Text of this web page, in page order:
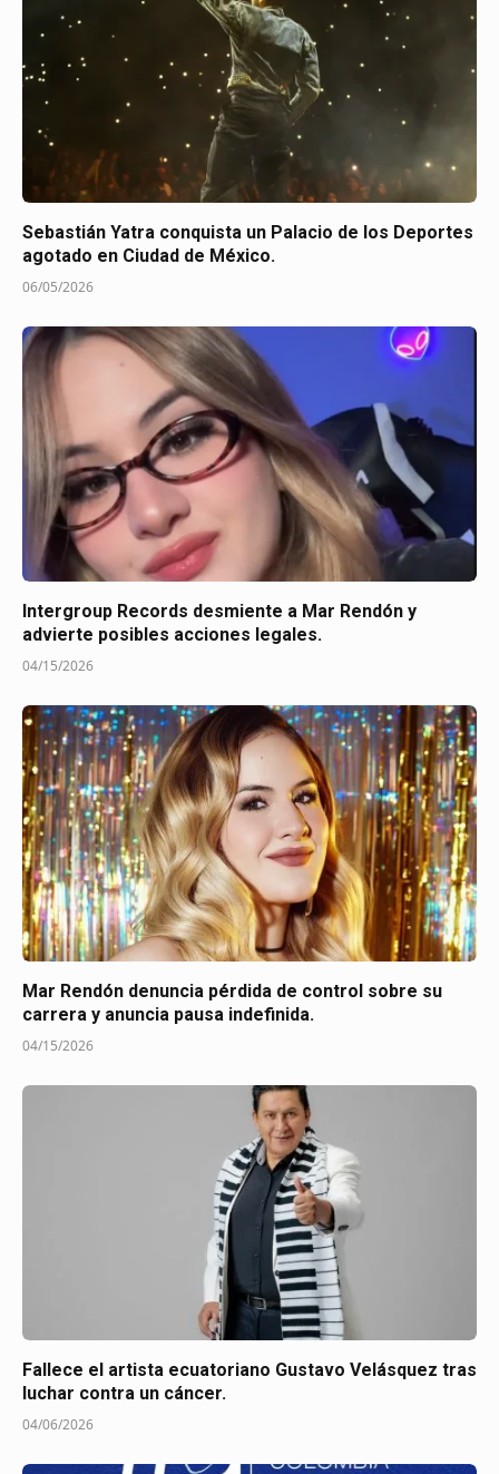
Sebastián Yatra conquista un Palacio de los Deportes
agotado en Ciudad de México.
06/05/2026
Intergroup Records desmiente a Mar Rendón y
advierte posibles acciones legales.
04/15/2026
Mar Rendón denuncia pérdida de control sobre su
carrera y anuncia pausa indefinida.
04/15/2026
Fallece el artista ecuatoriano Gustavo Velásquez tras
luchar contra un cáncer.
04/06/2026